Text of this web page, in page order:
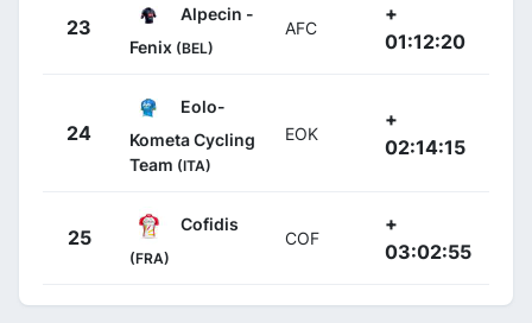
23
Alpecin -
Fenix (BEL)
AFC
+
01:12:20
24
Eolo-
Kometa Cycling
Team (ITA)
EOK
+
02:14:15
25
Cofidis
(FRA)
COF
+
03:02:55